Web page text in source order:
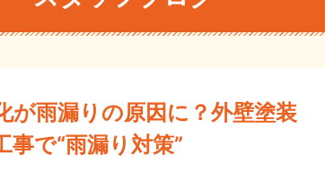
が雨漏りの原因に？外壁塗装
事で“雨漏り対策”